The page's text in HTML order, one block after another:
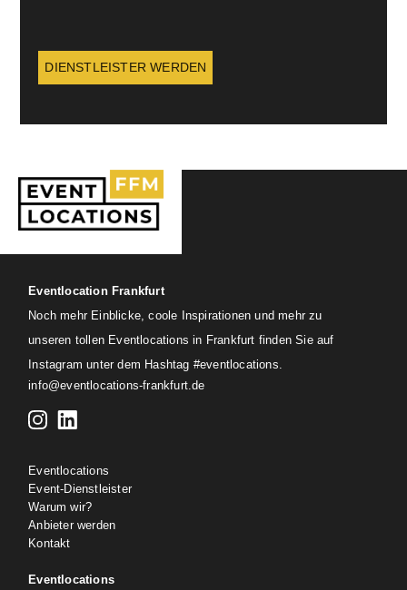
DIENSTLEISTER WERDEN
Eventlocation Frankfurt
Noch mehr Einblicke, coole Inspirationen und mehr zu
unseren tollen Eventlocations in Frankfurt finden Sie auf
Instagram unter dem Hashtag #eventlocations.
info@eventlocations-frankfurt.de
Eventlocations
Event-Dienstleister
Warum wir?
Anbieter werden
Kontakt
Eventlocations